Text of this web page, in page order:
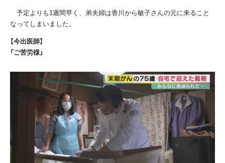
予定よりも1週間早く、弟夫婦は香川から敏子さんの元に来ること
なってしまいました。
【今出医師】
「ご苦労様」